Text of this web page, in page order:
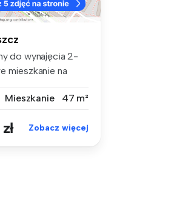
do wynajęcia 2-
mieszkanie na
Mieszkanie 47 m²
Zobacz więcej